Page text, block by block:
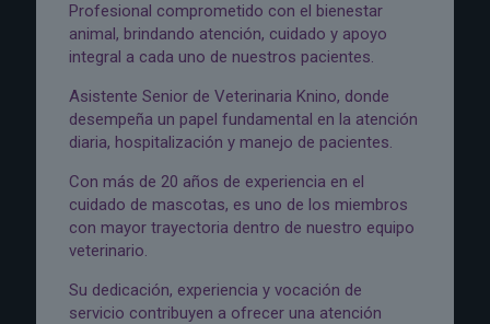
Profesional comprometido con el bienestar
animal, brindando atención, cuidado y apoyo
integral a cada uno de nuestros pacientes.
Asistente Senior de Veterinaria Knino, donde
desempeña un papel fundamental en la atención
diaria, hospitalización y manejo de pacientes.
Con más de 20 años de experiencia en el
cuidado de mascotas, es uno de los miembros
con mayor trayectoria dentro de nuestro equipo
veterinario.
Su dedicación, experiencia y vocación de
servicio contribuyen a ofrecer una atención